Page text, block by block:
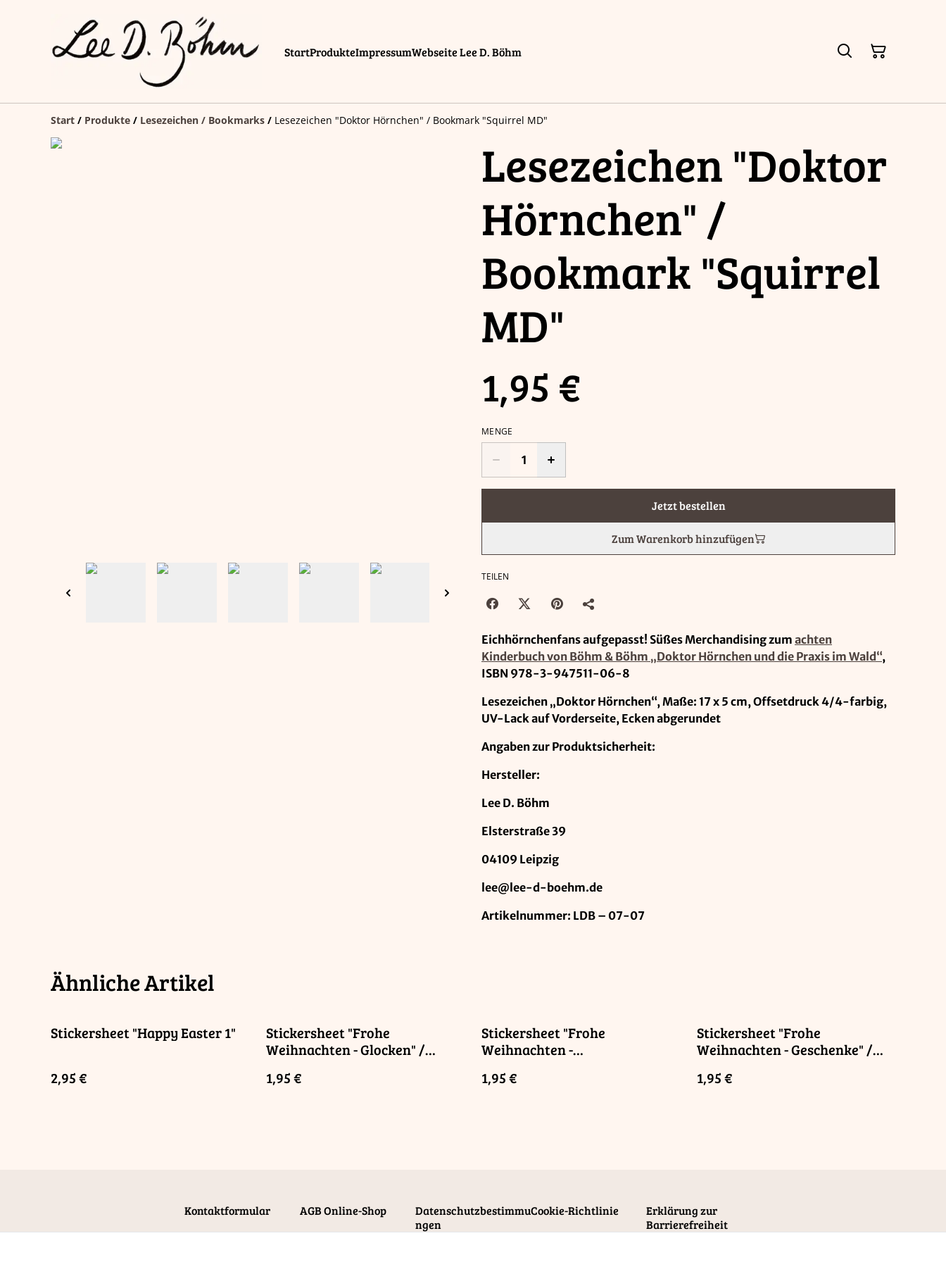
StartProdukteImpressumWebseite Lee D. Böhm
Start / Produkte / Lesezeichen / Bookmarks / Lesezeichen "Doktor Hörnchen" / Bookmark "Squirrel MD"
Lesezeichen "Doktor
Hörnchen" /
Bookmark "Squirrel
MD"
1,95 €
MENGE
Jetzt bestellen
Zum Warenkorb hinzufügen
TEILEN
Eichhörnchenfans aufgepasst! Süßes Merchandising zum achten
Kinderbuch von Böhm & Böhm „Doktor Hörnchen und die Praxis im Wald“,
ISBN 978-3-947511-06-8
Lesezeichen „Doktor Hörnchen“, Maße: 17 x 5 cm, Offsetdruck 4/4-farbig,
UV-Lack auf Vorderseite, Ecken abgerundet
Angaben zur Produktsicherheit:
Hersteller:
Lee D. Böhm
Elsterstraße 39
04109 Leipzig
lee@lee-d-boehm.de
Artikelnummer: LDB – 07-07
Ähnliche Artikel
Stickersheet "Happy Easter 1"
2,95 €
Stickersheet "Frohe
Weihnachten - Glocken" /
1,95 €
Stickersheet "Frohe
Weihnachten -
Christmas - Nameplate"
1,95 €
Stickersheet "Frohe
Weihnachten - Geschenke" /
1,95 €
Kontaktformular AGB Online-Shop
Datenschutzbestimmu
ngen
Cookie-Richtlinie
Erklärung zur
Barrierefreiheit